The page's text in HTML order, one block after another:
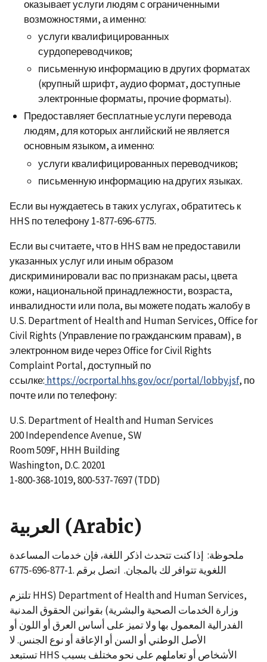
оказывает услуги людям с ограниченными
возможностями, а именно:
услуги квалифицированных
сурдопереводчиков;
письменную информацию в других форматах
(крупный шрифт, аудио формат, доступные
электронные форматы, прочие форматы).
Предоставляет бесплатные услуги перевода
людям, для которых английский не является
основным языком, а именно:
услуги квалифицированных переводчиков;
письменную информацию на других языках.
Если вы нуждаетесь в таких услугах, обратитесь к
HHS по телефону 1-877-696-6775.
Если вы считаете, что в HHS вам не предоставили
указанных услуг или иным образом
дискриминировали вас по признакам расы, цвета
кожи, национальной принадлежности, возраста,
инвалидности или пола, вы можете подать жалобу в
U.S. Department of Health and Human Services, Office for
Civil Rights (Управление по гражданским правам), в
электронном виде через Office for Civil Rights
Complaint Portal, доступный по
ссылке: https://ocrportal.hhs.gov/ocr/portal/lobby.jsf, по
почте или по телефону:
U.S. Department of Health and Human Services
200 Independence Avenue, SW
Room 509F, HHH Building
Washington, D.C. 20201
1-800-368-1019, 800-537-7697 (TDD)
العربية (Arabic)
ملحوظة: إذا كنت تتحدث اذكر اللغة، فإن خدمات المساعدة
اللغوية تتوافر لك بالمجان. اتصل برقم .1-877-696-6775
تلتزم HHS) Department of Health and Human Services,
وزارة الخدمات الصحية والبشرية) بقوانين الحقوق المدنية
الفدرالية المعمول بها ولا تميز على أساس العرق أو اللون أو
الأصل الوطني أو السن أو الإعاقة أو نوع الجنس. لا
تستبعد HHS الأشخاص أو تعاملهم على نحو مختلف بسبب